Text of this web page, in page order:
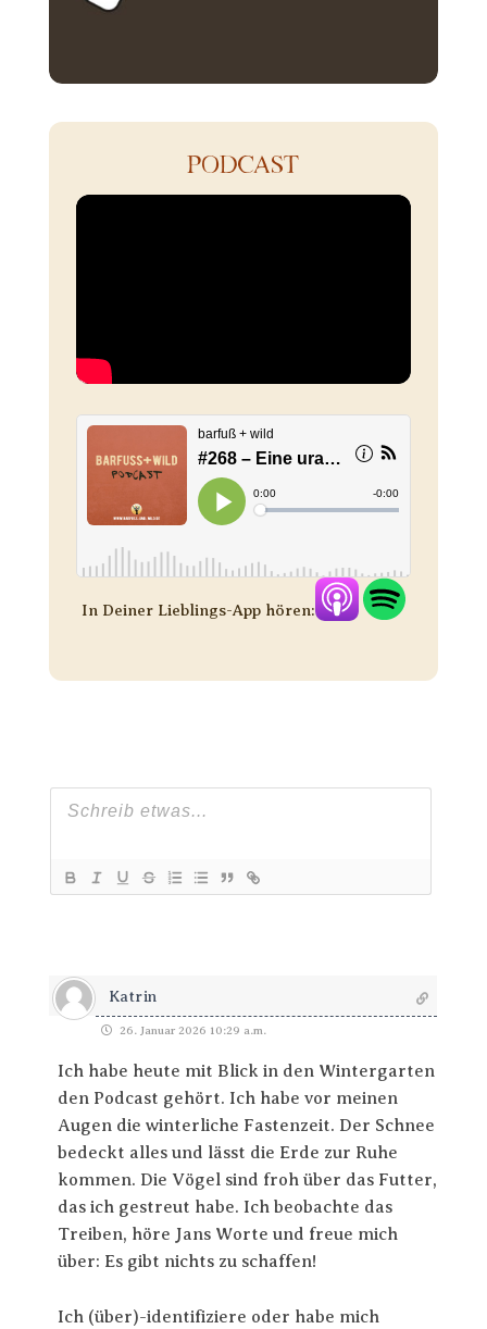
PODCAST
In Deiner Lieblings-App hören:
Katrin
26. Januar 2026 10:29 a.m.
Ich habe heute mit Blick in den Wintergarten
den Podcast gehört. Ich habe vor meinen
Augen die winterliche Fastenzeit. Der Schnee
bedeckt alles und lässt die Erde zur Ruhe
kommen. Die Vögel sind froh über das Futter,
das ich gestreut habe. Ich beobachte das
Treiben, höre Jans Worte und freue mich
über: Es gibt nichts zu schaffen!
Ich (über)-identifiziere oder habe mich